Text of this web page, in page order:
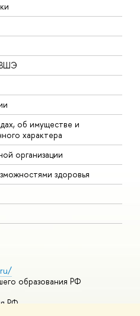
об имуществе и
характера
организации
здоровья
образования РФ
РФ